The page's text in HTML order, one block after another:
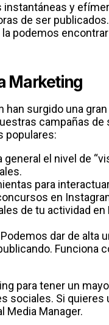
y
de ser
podemos
Marketing
surgido una
campañas de
populares:
el nivel de
para
en
de tu actividad en
dar de alta
Funciona
para tener un
sociales. Si quieres
Media Manager.